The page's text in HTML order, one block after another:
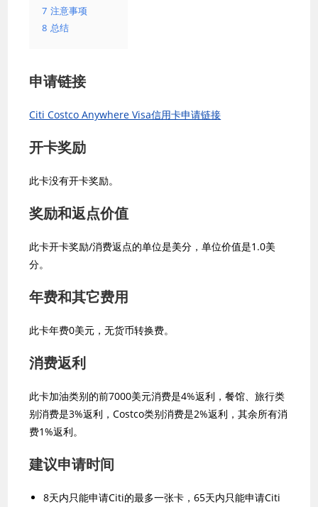
7 注意事项
8 总结
申请链接
Citi Costco Anywhere Visa信用卡申请链接
开卡奖励
此卡没有开卡奖励。
奖励和返点价值
此卡开卡奖励/消费返点的单位是美分，单位价值是1.0美
分。
年费和其它费用
此卡年费0美元，无货币转换费。
消费返利
此卡加油类别的前7000美元消费是4%返利，餐馆、旅行类
别消费是3%返利，Costco类别消费是2%返利，其余所有消
费1%返利。
建议申请时间
8天内只能申请Citi的最多一张卡，65天内只能申请Citi